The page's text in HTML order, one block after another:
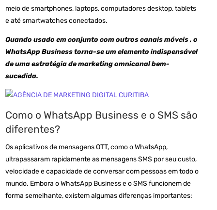
meio de smartphones, laptops, computadores desktop, tablets
e até smartwatches conectados.
Quando usado em conjunto com outros canais móveis , o
WhatsApp Business torna-se um elemento indispensável
de uma estratégia de marketing omnicanal bem-
sucedida.
Como o WhatsApp Business e o SMS são
diferentes?
Os aplicativos de mensagens OTT, como o WhatsApp,
ultrapassaram rapidamente as mensagens SMS por seu custo,
velocidade e capacidade de conversar com pessoas em todo o
mundo. Embora o WhatsApp Business e o SMS funcionem de
forma semelhante, existem algumas diferenças importantes: